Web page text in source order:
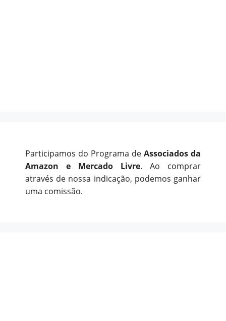
Participamos do Programa de Associados da
Amazon e Mercado Livre. Ao comprar
através de nossa indicação, podemos ganhar
uma comissão.